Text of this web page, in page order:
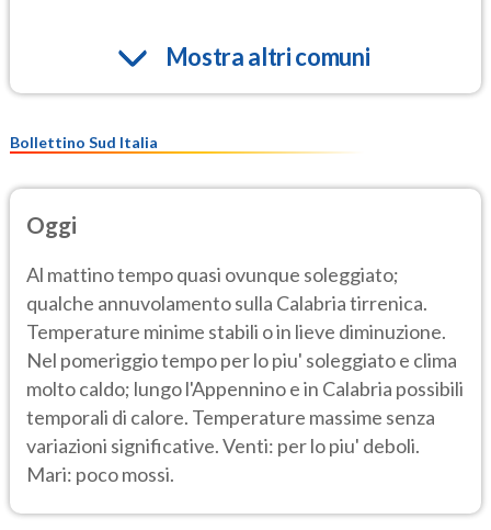
Mostra altri comuni
Bollettino Sud Italia
Oggi
Al mattino tempo quasi ovunque soleggiato;
qualche annuvolamento sulla Calabria tirrenica.
Temperature minime stabili o in lieve diminuzione.
Nel pomeriggio tempo per lo piu' soleggiato e clima
molto caldo; lungo l'Appennino e in Calabria possibili
temporali di calore. Temperature massime senza
variazioni significative. Venti: per lo piu' deboli.
Mari: poco mossi.